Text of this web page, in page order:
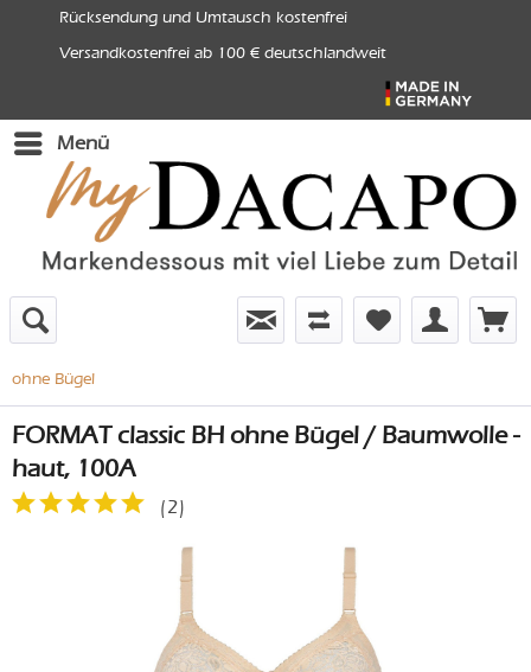
Rücksendung und Umtausch kostenfrei
Versandkostenfrei ab 100 € deutschlandweit
Menü
ohne Bügel
FORMAT classic BH ohne Bügel / Baumwolle -
haut, 100A
(2)